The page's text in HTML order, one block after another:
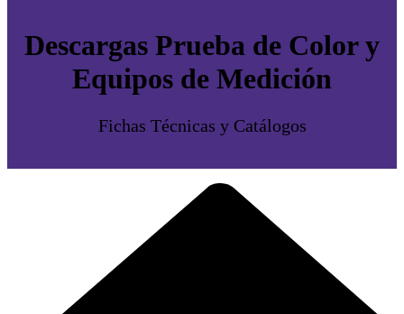
Descargas Prueba de Color y
Equipos de Medición
Fichas Técnicas y Catálogos